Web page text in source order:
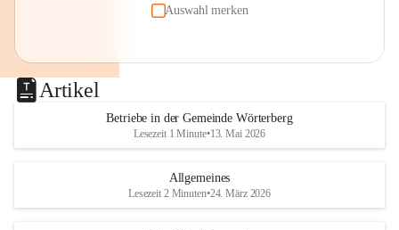
Auswahl merken
Artikel
Betriebe in der Gemeinde Wörterberg
Lesezeit 1 Minute•13. Mai 2026
Allgemeines
Lesezeit 2 Minuten•24. März 2026